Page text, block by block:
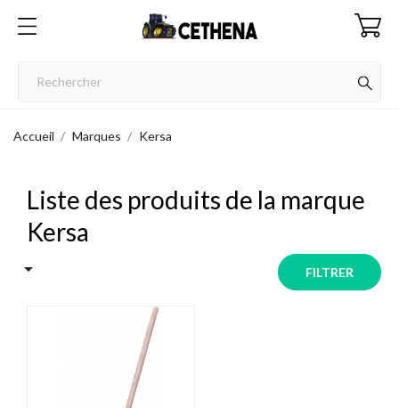
Accueil Marques Kersa
Liste des produits de la marque
Kersa
 FILTRER